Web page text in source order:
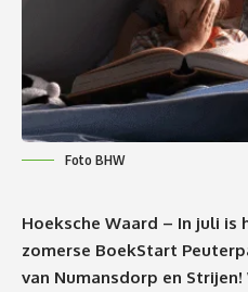
Foto BHW
Hoeksche Waard – In juli
zomerse BoekStart
van Numansdorp en